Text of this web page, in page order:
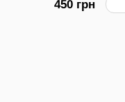
450 грн